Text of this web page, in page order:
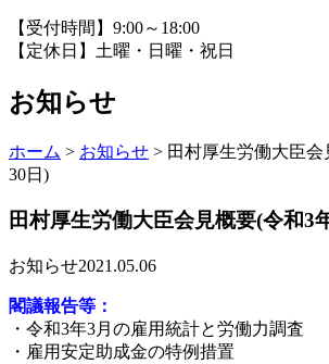
【受付時間】9:00～18:00
【定休日】土曜・日曜・祝日
お知らせ
ホーム > お知らせ > 田村厚生労働大臣会
30日)
田村厚生労働大臣会見概要(令和3
お知らせ2021.05.06
閣議報告等：
・令和3年3月の雇用統計と労働力調査
・雇用安定助成金の特例措置